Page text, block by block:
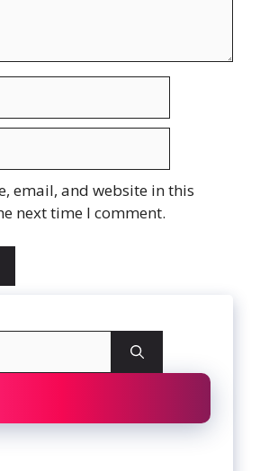
email, and website in this
next time I comment.